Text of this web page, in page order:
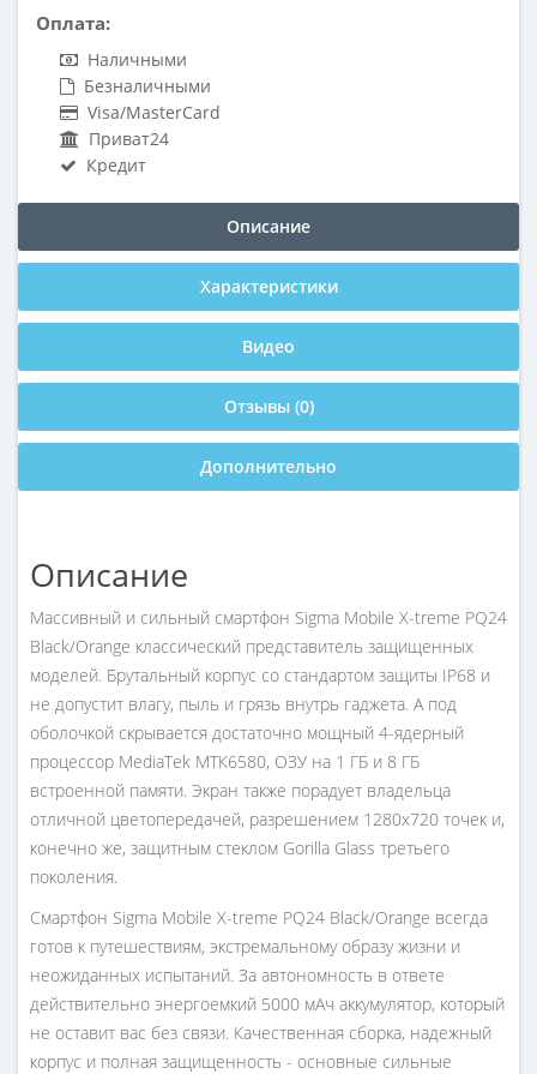
Оплата:
Наличными
Безналичными
Visa/MasterCard
Приват24
Кредит
Описание
Характеристики
Видео
Отзывы (0)
Дополнительно
Описание
Массивный и сильный смартфон Sigma Mobile X-treme PQ24
Black/Orange классический представитель защищенных
моделей. Брутальный корпус со стандартом защиты IP68 и
не допустит влагу, пыль и грязь внутрь гаджета. А под
оболочкой скрывается достаточно мощный 4-ядерный
процессор MediaTek МТК6580, ОЗУ на 1 ГБ и 8 ГБ
встроенной памяти. Экран также порадует владельца
отличной цветопередачей, разрешением 1280x720 точек и,
конечно же, защитным стеклом Gorilla Glass третьего
поколения.
Смартфон Sigma Mobile X-treme PQ24 Black/Orange всегда
готов к путешествиям, экстремальному образу жизни и
неожиданных испытаний. За автономность в ответе
действительно энергоемкий 5000 мАч аккумулятор, который
не оставит вас без связи. Качественная сборка, надежный
корпус и полная защищенность - основные сильные